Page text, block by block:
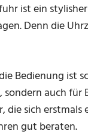
ist ein
Denn die
Bedienung ist
auch für
die sich
gut beraten.